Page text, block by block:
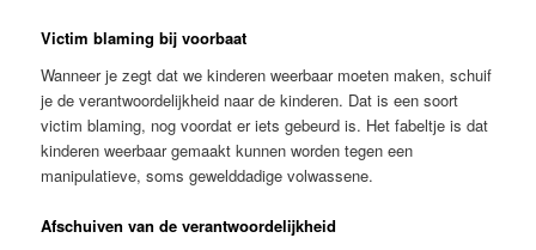
Victim blaming bij voorbaat
Wanneer je zegt dat we kinderen weerbaar moeten maken, schuif
je de verantwoordelijkheid naar de kinderen. Dat is een soort
victim blaming, nog voordat er iets gebeurd is. Het fabeltje is dat
kinderen weerbaar gemaakt kunnen worden tegen een
manipulatieve, soms gewelddadige volwassene.
Afschuiven van de verantwoordelijkheid